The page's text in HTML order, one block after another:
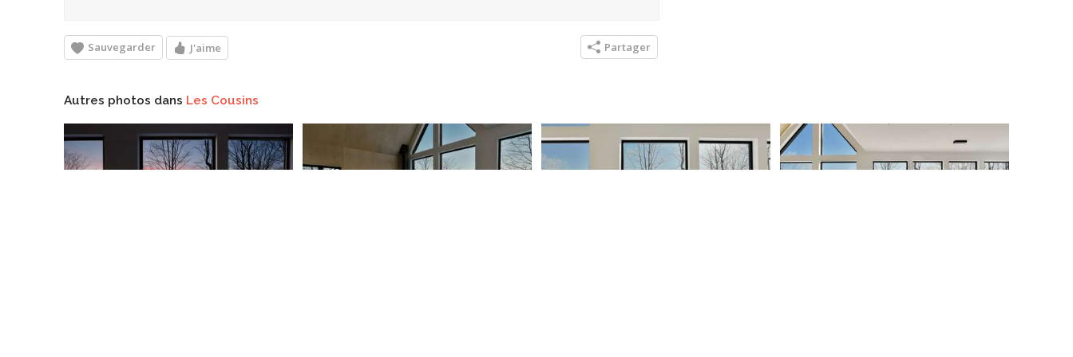
Sauvegarder J'aime Partager
Autres photos dans Les Cousins